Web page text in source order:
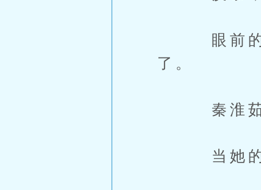
眼前的这
了。
秦淮茹躲
当她的目